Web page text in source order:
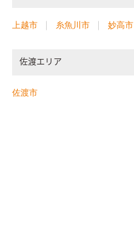
上越市 糸魚川市 妙高市
佐渡エリア
佐渡市